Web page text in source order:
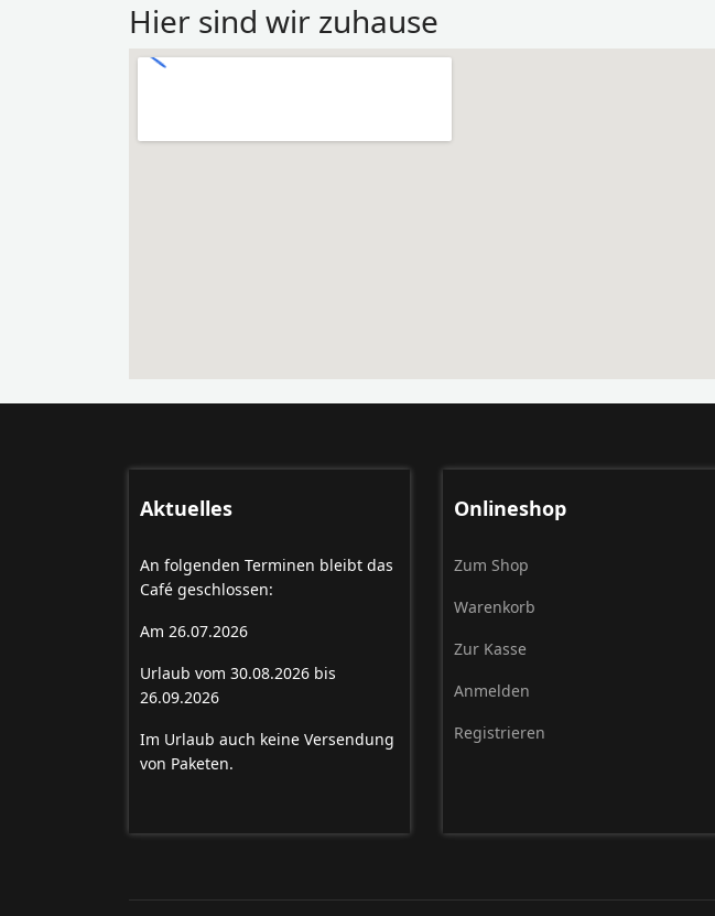
Hier sind wir zuhause
Aktuelles
An folgenden Terminen bleibt das
Café geschlossen:
Am 26.07.2026
Urlaub vom 30.08.2026 bis
26.09.2026
Im Urlaub auch keine Versendung
von Paketen.
Onlineshop
Zum Shop
Warenkorb
Zur Kasse
Anmelden
Registrieren